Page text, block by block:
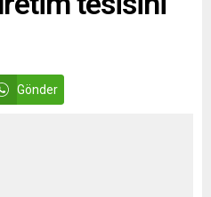
Gönder